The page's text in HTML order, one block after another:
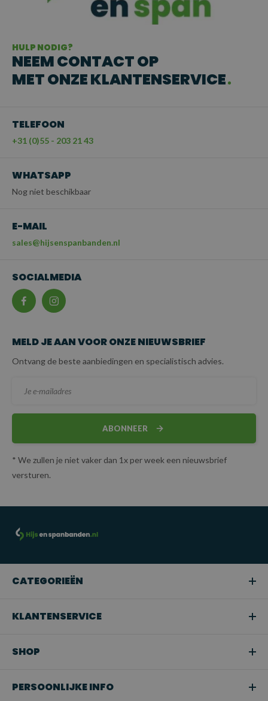
HULP NODIG?
NEEM CONTACT OP
MET ONZE KLANTENSERVICE
TELEFOON
+31 (0)55 - 203 21 43
WHATSAPP
Nog niet beschikbaar
E-MAIL
sales@hijsenspanbanden.nl
SOCIALMEDIA
MELD JE AAN VOOR ONZE NIEUWSBRIEF
Ontvang de beste aanbiedingen en specialistisch advies.
ABONNEER
* We zullen je niet vaker dan 1x per week een nieuwsbrief
versturen.
CATEGORIEËN
KLANTENSERVICE
SHOP
PERSOONLIJKE INFO